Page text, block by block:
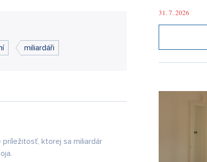
miliardáři
ktorej sa miliardár
31. 7. 2026